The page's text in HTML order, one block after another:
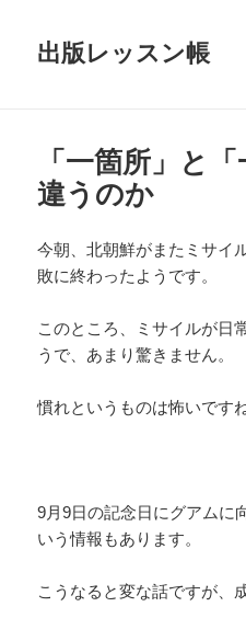
出版レッスン帳
「一箇所」と
違うのか
今朝、北朝鮮がまたミサイ
敗に終わったようです。
このところ、ミサイルが日
うで、あまり驚きません。
慣れというものは怖いですね
9月9日の記念日にグアムに
いう情報もあります。
こうなると変な話ですが、